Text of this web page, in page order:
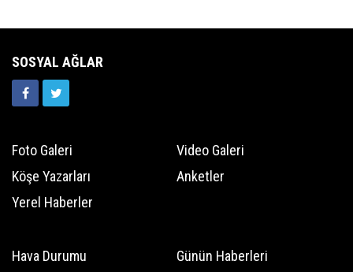
SOSYAL AĞLAR
Foto Galeri
Video Galeri
Köşe Yazarları
Anketler
Yerel Haberler
Hava Durumu Günün Haberleri